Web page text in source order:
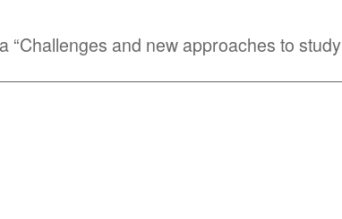
“Challenges and new approaches to study